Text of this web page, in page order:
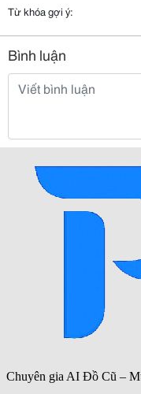
Từ khóa gợi ý:
Bình luận